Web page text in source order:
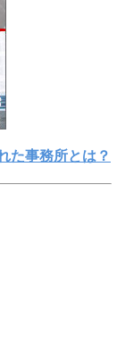
た事務所とは？